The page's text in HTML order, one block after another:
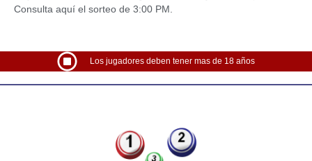
Consulta aquí el sorteo de 3:00 PM.
Los jugadores deben tener mas de 18 años